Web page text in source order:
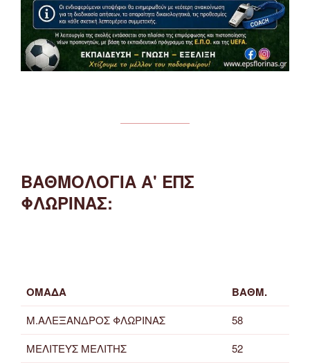
ΒΑΘΜΟΛΟΓΙΑ Α' ΕΠΣ
ΦΛΩΡΙΝΑΣ:
ΟΜΑΔΑ ΒΑΘΜ.
Μ.ΑΛΕΞΑΝΔΡΟΣ ΦΛΩΡΙΝΑΣ
58
ΜΕΛΙΤΕΥΣ ΜΕΛΙΤΗΣ
52